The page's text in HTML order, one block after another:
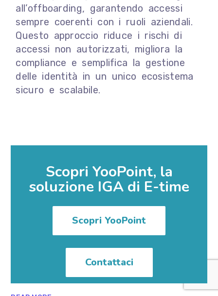
all’offboarding, garantendo accessi
sempre coerenti con i ruoli aziendali.
Questo approccio riduce i rischi di
accessi non autorizzati, migliora la
compliance e semplifica la gestione
delle identità in un unico ecosistema
sicuro e scalabile.
Scopri YooPoint, la
soluzione IGA di E-time
Scopri YooPoint
Contattaci